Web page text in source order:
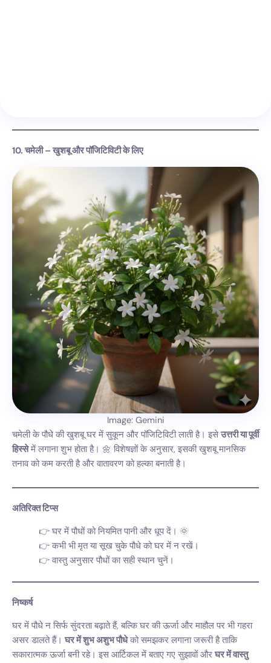
10. चमेली – खुशबू और पॉजिटिविटी के लिए
Image: Gemini
चमेली के पौधे की खुशबू घर में सुकून और पॉजिटिविटी लाती है। इसे उत्तरी या पूर्वी
हिस्सेमें लगाना शुभ होता है। 🌼 विशेषज्ञों के अनुसार, इसकी खुशबू मानसिक
तनाव को कम करती है और वातावरण को हल्का बनाती है।
अतिरिक्त टिप्स
घर में पौधों को नियमित पानी और धूप दें। 🌞
कभी भी मृत या सूख चुके पौधे को घर में न रखें।
वास्तु अनुसार पौधों का सही स्थान चुनें।
निष्कर्ष
घर में पौधे न सिर्फ सुंदरता बढ़ाते हैं, बल्कि घर की ऊर्जा और माहौल पर भी गहरा
असर डालते हैं। घर में शुभ अशुभ पौधेको समझकर लगाना जरूरी है ताकि
सकारात्मक ऊर्जा बनी रहे। इस आर्टिकल में बताए गए सुझावों और घर में वास्तु